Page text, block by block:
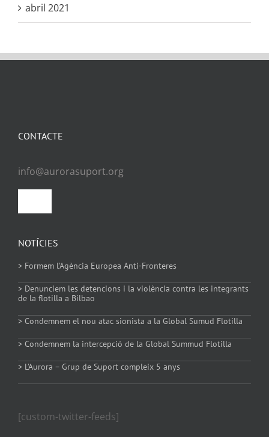
abril 2021
NOTÍCIES
> Formem l’Agència Europea Anti-Fronteres
> Denunciem les detencions i la violència contra les integrants
de la flotilla a Bilbao
> Condemnem el nou atac sionista a la Global Sumud Flotilla
> Condemnem la intercepció de la Global Summud Flotilla
> L’Aurora – Grup de Suport compleix 5 anys
CONTACTE
info@aurorasuport.org
Política de Cookies
[custom-twitter-feeds]